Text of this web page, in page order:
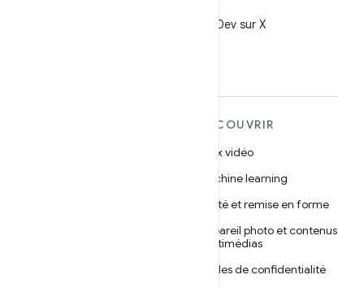
Suivez @AndroidDev sur X
DÉCOUVRIR
Jeux vidéo
Machine learning
Santé et remise en forme
Appareil photo et contenus
multimédias
Règles de confidentialité